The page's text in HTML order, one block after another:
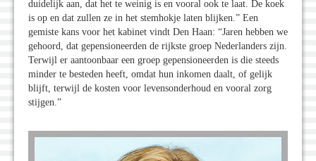
duidelijk aan, dat het te weinig is en vooral ook te laat. De koek
is op en dat zullen ze in het stemhokje laten blijken.” Een
gemiste kans voor het kabinet vindt Den Haan: “Jaren hebben we
gehoord, dat gepensioneerden de rijkste groep Nederlanders zijn.
Terwijl er aantoonbaar een groep gepensioneerden is die steeds
minder te besteden heeft, omdat hun inkomen daalt, of gelijk
blijft, terwijl de kosten voor levensonderhoud en vooral zorg
stijgen.”